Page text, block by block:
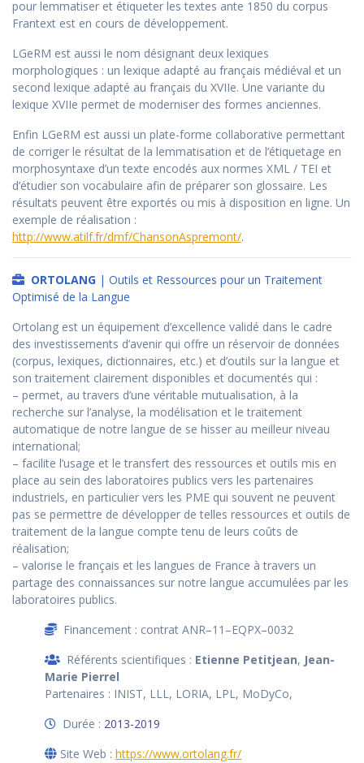
pour lemmatiser et étiqueter les textes ante 1850 du corpus
Frantext est en cours de développement.
LGeRM est aussi le nom désignant deux lexiques
morphologiques : un lexique adapté au français médiéval et un
second lexique adapté au français du XVIIe. Une variante du
lexique XVIIe permet de moderniser des formes anciennes.
Enfin LGeRM est aussi un plate-forme collaborative permettant
de corriger le résultat de la lemmatisation et de l’étiquetage en
morphosyntaxe d’un texte encodés aux normes XML / TEI et
d’étudier son vocabulaire afin de préparer son glossaire. Les
résultats peuvent être exportés ou mis à disposition en ligne. Un
exemple de réalisation :
http://www.atilf.fr/dmf/ChansonAspremont/.
ORTOLANG | Outils et Ressources pour un Traitement
Optimisé de la Langue
Ortolang est un équipement d’excellence validé dans le cadre
des investissements d’avenir qui offre un réservoir de données
(corpus, lexiques, dictionnaires, etc.) et d’outils sur la langue et
son traitement clairement disponibles et documentés qui :
– permet, au travers d’une véritable mutualisation, à la
recherche sur l’analyse, la modélisation et le traitement
automatique de notre langue de se hisser au meilleur niveau
international;
– facilite l’usage et le transfert des ressources et outils mis en
place au sein des laboratoires publics vers les partenaires
industriels, en particulier vers les PME qui souvent ne peuvent
pas se permettre de développer de telles ressources et outils de
traitement de la langue compte tenu de leurs coûts de
réalisation;
– valorise le français et les langues de France à travers un
partage des connaissances sur notre langue accumulées par les
laboratoires publics.
Financement : contrat ANR–11–EQPX–0032
Référents scientifiques : Etienne Petitjean, Jean-
Marie Pierrel
Partenaires : INIST, LLL, LORIA, LPL, MoDyCo,
Durée : 2013-2019
Site Web : https://www.ortolang.fr/